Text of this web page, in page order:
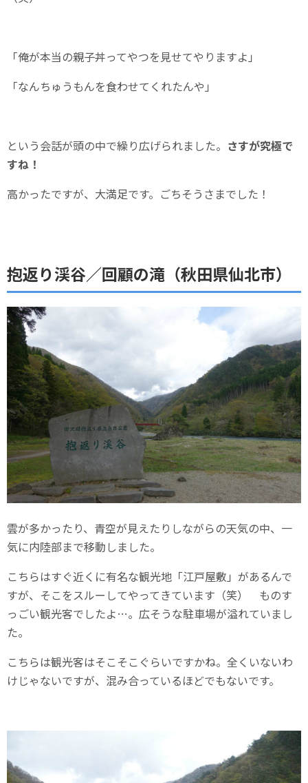
「俺が本当の親子丼ってやつを見せてやりますよ」
「なんちゅうもんを食わせてくれたんや」
という会話が頭の中で繰り広げられました。 さすが究極で
すね！
高かったですが、大満足です。ごちそうさまでした！
抱返り渓谷／回顧の滝（秋田県仙北市）
雲が多かったり、青空が見えたりしながらの天気の中、一
気に内陸部まで移動しました。
こちらはすぐ近くに有名な観光地「江戸屋敷」があるんで
すが、そこをスルーしてやってきています（笑） ものす
っごい観光客でしたよ…。広そうな駐車場が溢れていまし
た。
こちらは観光客はそこそこぐらいですかね。全くいないわ
けじゃないですが、混み合っているほどでもないです。